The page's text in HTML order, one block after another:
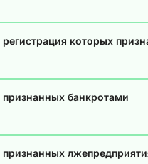
которых
банкротами